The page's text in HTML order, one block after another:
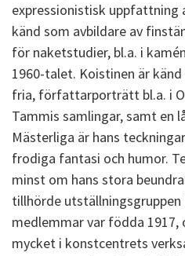
expressionistisk uppfattning
känd som avbildare av
för naketstudier, bl.a. i
1960-talet. Koistinen är
fria, författarporträtt bl.a. i
Tammis samlingar, samt en
Mästerliga är hans
frodiga fantasi och humor.
minst om hans stora
tillhörde utställningsgruppen
medlemmar var födda 1917,
mycket i konstcentrets